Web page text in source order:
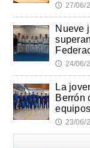
🕔 27/06/
Nueve
🕔 24/06/
La
Berrón
equipos
🕔 23/06/